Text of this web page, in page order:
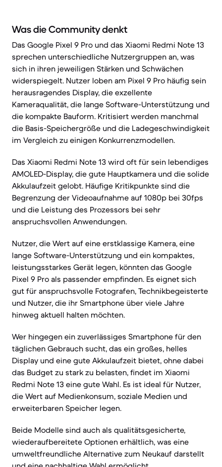
Was die Community denkt
Das Google Pixel 9 Pro und das Xiaomi Redmi Note 13
sprechen unterschiedliche Nutzergruppen an, was
sich in ihren jeweiligen Stärken und Schwächen
widerspiegelt. Nutzer loben am Pixel 9 Pro häufig sein
herausragendes Display, die exzellente
Kameraqualität, die lange Software-Unterstützung und
die kompakte Bauform. Kritisiert werden manchmal
die Basis-Speichergröße und die Ladegeschwindigkeit
im Vergleich zu einigen Konkurrenzmodellen.
Das Xiaomi Redmi Note 13 wird oft für sein lebendiges
AMOLED-Display, die gute Hauptkamera und die solide
Akkulaufzeit gelobt. Häufige Kritikpunkte sind die
Begrenzung der Videoaufnahme auf 1080p bei 30fps
und die Leistung des Prozessors bei sehr
anspruchsvollen Anwendungen.
Nutzer, die Wert auf eine erstklassige Kamera, eine
lange Software-Unterstützung und ein kompaktes,
leistungsstarkes Gerät legen, könnten das Google
Pixel 9 Pro als passender empfinden. Es eignet sich
gut für anspruchsvolle Fotografen, Technikbegeisterte
und Nutzer, die ihr Smartphone über viele Jahre
hinweg aktuell halten möchten.
Wer hingegen ein zuverlässiges Smartphone für den
täglichen Gebrauch sucht, das ein großes, helles
Display und eine gute Akkulaufzeit bietet, ohne dabei
das Budget zu stark zu belasten, findet im Xiaomi
Redmi Note 13 eine gute Wahl. Es ist ideal für Nutzer,
die Wert auf Medienkonsum, soziale Medien und
erweiterbaren Speicher legen.
Beide Modelle sind auch als qualitätsgesicherte,
wiederaufbereitete Optionen erhältlich, was eine
umweltfreundliche Alternative zum Neukauf darstellt